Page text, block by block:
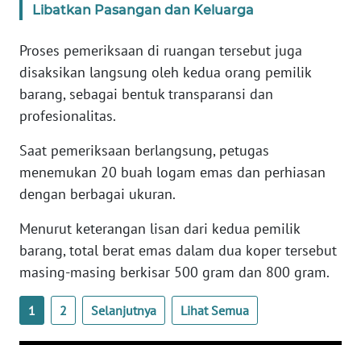
Libatkan Pasangan dan Keluarga
Proses pemeriksaan di ruangan tersebut juga
disaksikan langsung oleh kedua orang pemilik
barang, sebagai bentuk transparansi dan
profesionalitas.
Saat pemeriksaan berlangsung, petugas
menemukan 20 buah logam emas dan perhiasan
dengan berbagai ukuran.
Menurut keterangan lisan dari kedua pemilik
barang, total berat emas dalam dua koper tersebut
masing-masing berkisar 500 gram dan 800 gram.
1 2 Selanjutnya Lihat Semua
JAMBI
SULTRA
WN
WN
SULTENG
WN
SULBAR